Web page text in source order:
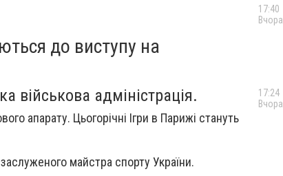
до виступу на
військова адміністрація.
апарату. Цьогорічні Ігри в Парижі стануть
майстра спорту України.
17:40
Вчора
17:24
Вчора